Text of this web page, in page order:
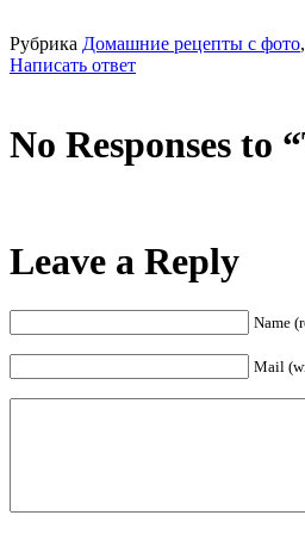
Рубрика Домашние рецепты с фото
Написать ответ
No Responses to
Leave a Reply
Name
Mail